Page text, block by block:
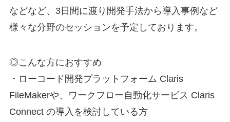
などなど、3日間に渡り開発手法から導入事例など
様々な分野のセッションを予定しております。
◎こんな方におすすめ
・ローコード開発プラットフォーム Claris
FileMakerや、ワークフロー自動化サービス Claris
Connect の導入を検討している方